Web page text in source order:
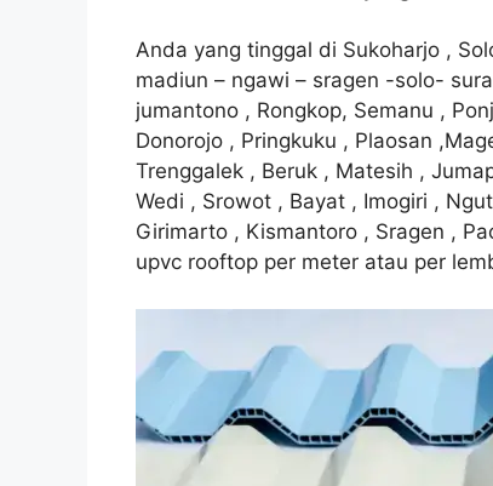
Anda yang tinggal di Sukoharjo ,
madiun – ngawi – sragen -solo-
jumantono , Rongkop, Semanu ,
Donorojo , Pringkuku , Plaosan
Trenggalek , Beruk , Matesih ,
Wedi , Srowot , Bayat , Imogiri ,
Girimarto , Kismantoro , Sragen ,
upvc rooftop per meter atau per